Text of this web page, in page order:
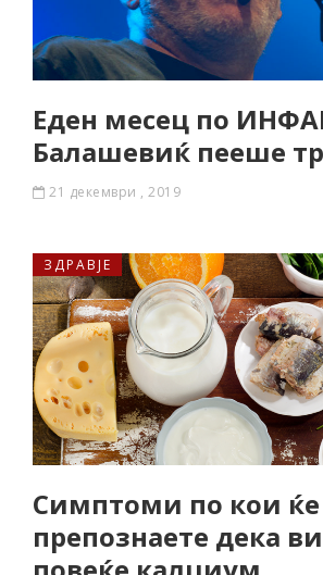
Еден месец по
Балашевиќ пееше
21 декември , 2019
ЗДРАВЈЕ
Симптоми по кои ќе
препознаете дека